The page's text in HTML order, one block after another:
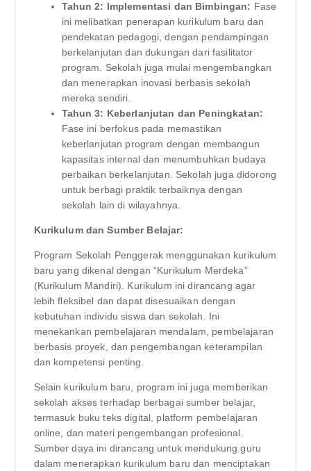
Tahun 2: Implementasi dan Bimbingan: Fase
ini melibatkan penerapan kurikulum baru dan
pendekatan pedagogi, dengan pendampingan
berkelanjutan dan dukungan dari fasilitator
program. Sekolah juga mulai mengembangkan
dan menerapkan inovasi berbasis sekolah
mereka sendiri.
Tahun 3: Keberlanjutan dan Peningkatan:
Fase ini berfokus pada memastikan
keberlanjutan program dengan membangun
kapasitas internal dan menumbuhkan budaya
perbaikan berkelanjutan. Sekolah juga didorong
untuk berbagi praktik terbaiknya dengan
sekolah lain di wilayahnya.
Kurikulum dan Sumber Belajar:
Program Sekolah Penggerak menggunakan kurikulum
baru yang dikenal dengan “Kurikulum Merdeka”
(Kurikulum Mandiri). Kurikulum ini dirancang agar
lebih fleksibel dan dapat disesuaikan dengan
kebutuhan individu siswa dan sekolah. Ini
menekankan pembelajaran mendalam, pembelajaran
berbasis proyek, dan pengembangan keterampilan
dan kompetensi penting.
Selain kurikulum baru, program ini juga memberikan
sekolah akses terhadap berbagai sumber belajar,
termasuk buku teks digital, platform pembelajaran
online, dan materi pengembangan profesional.
Sumber daya ini dirancang untuk mendukung guru
dalam menerapkan kurikulum baru dan menciptakan